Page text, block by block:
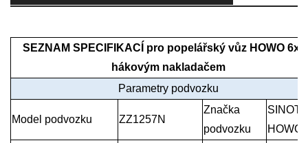
SEZNAM SPECIFIKACÍ pro popelářský vůz HOWO 6x4
hákovým nakladačem
Parametry podvozku
Model podvozku ZZ1257N
Značka
podvozku
HOWO